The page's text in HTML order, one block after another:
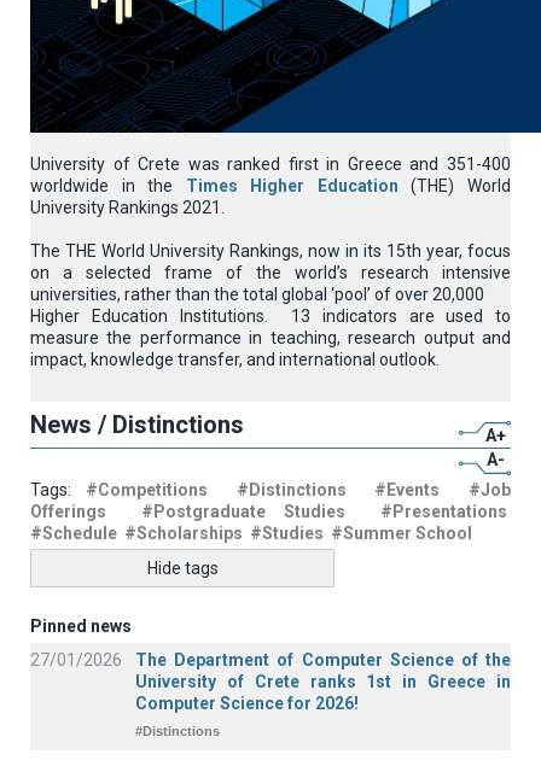
University of Crete was ranked first in Greece and 351-400
worldwide in the Times Higher Education (THE) World
University Rankings 2021.
The THE World University Rankings, now in its 15th year, focus
on a selected frame of the world’s research intensive
universities, rather than the total global ‘pool’ of over 20,000
Higher Education Institutions. 13 indicators are used to
measure the performance in teaching, research output and
impact, knowledge transfer, and international outlook.
News / Distinctions
A+
A-
Tags: #Competitions #Distinctions #Events
#Job
Offerings
#Postgraduate Studies
#Presentations
#Schedule #Scholarships #Studies #Summer School
Hide tags
Pinned news
27/01/2026
The Department of Computer Science of the
University of Crete ranks 1st in Greece in
Computer Science for 2026!
#Distinctions